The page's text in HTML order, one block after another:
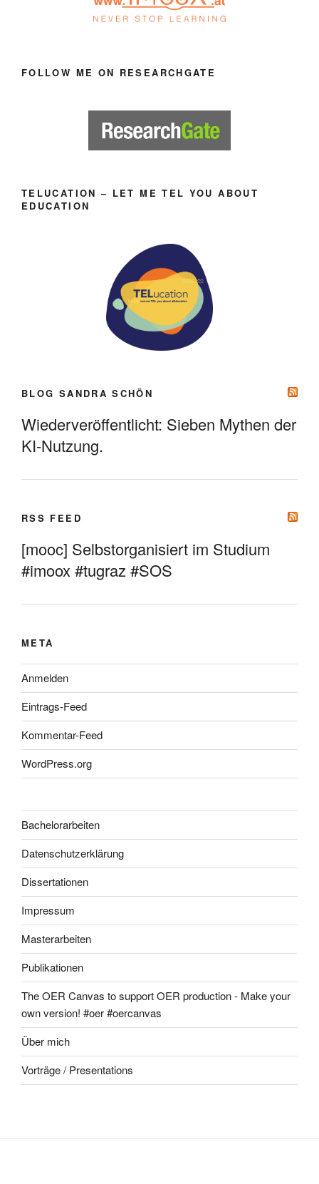
FOLLOW ME ON RESEARCHGATE
TELUCATION – LET ME TEL YOU ABOUT
EDUCATION
BLOG SANDRA SCHÖN
Wiederveröffentlicht: Sieben Mythen der
KI-Nutzung.
RSS FEED
[mooc] Selbstorganisiert im Studium
#imoox #tugraz #SOS
META
Anmelden
Eintrags-Feed
Kommentar-Feed
WordPress.org
Bachelorarbeiten
Datenschutzerklärung
Dissertationen
Impressum
Masterarbeiten
Publikationen
The OER Canvas to support OER production - Make your
own version! #oer #oercanvas
Über mich
Vorträge / Presentations